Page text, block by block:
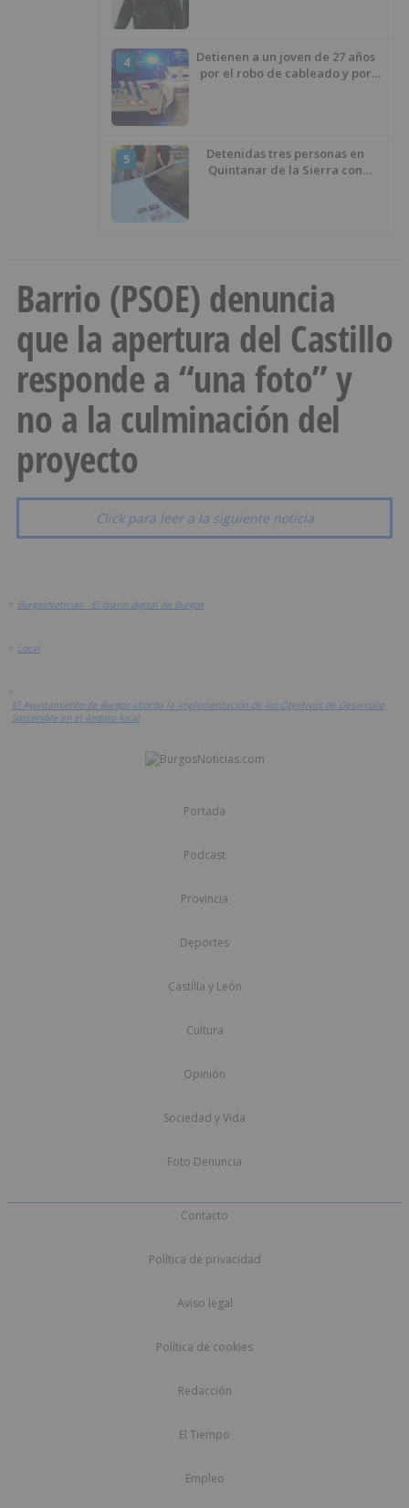
4
Detienen a un joven de 27 años
por el robo de cableado y por
5
Detenidas tres personas en
Quintanar de la Sierra con
Barrio (PSOE) denuncia
que la apertura del Castillo
responde a “una foto” y
no a la culminación del
proyecto
Click para leer a la siguiente noticia
> BurgosNoticias - El diario digital de Burgos
> Local
>
El Ayuntamiento de Burgos aborda la implementación de los Objetivos de Desarrollo
Sostenible en el ámbito local
Portada
Podcast
Provincia
Deportes
Castilla y León
Cultura
Opinión
Sociedad y Vida
Foto Denuncia
Contacto
Política de privacidad
Aviso legal
Política de cookies
Redacción
El Tiempo
Empleo